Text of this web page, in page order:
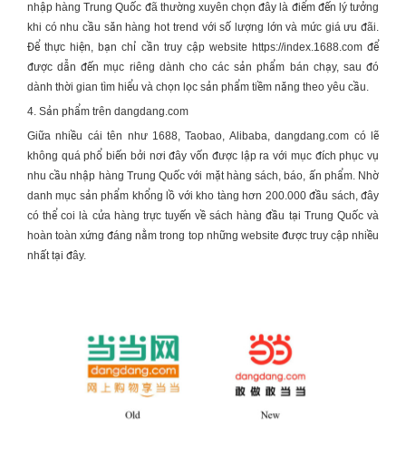
nhập hàng Trung Quốc đã thường xuyên chọn đây là điểm đến lý tưởng
khi có nhu cầu săn hàng hot trend với số lượng lớn và mức giá ưu đãi.
Để thực hiện, bạn chỉ cần truy cập website https://index.1688.comđể
được dẫn đến mục riêng dành cho các sản phẩm bán chạy, sau đó
dành thời gian tìm hiểu và chọn lọc sản phẩm tiềm năng theo yêu cầu.
4. Sản phẩm trên dangdang.com
Giữa nhiều cái tên như 1688, Taobao, Alibaba, dangdang.com có lẽ
không quá phổ biến bởi nơi đây vốn được lập ra với mục đích phục vụ
nhu cầunhập hàng Trung Quốc với mặt hàng sách, báo, ấn phẩm. Nhờ
danh mục sản phẩm khổng lồ với kho tàng hơn 200.000 đầu sách, đây
có thể coi là cửa hàng trực tuyến về sách hàng đầu tại Trung Quốc và
hoàn toàn xứng đáng nằm trong top những website được truy cập nhiều
nhất tại đây.